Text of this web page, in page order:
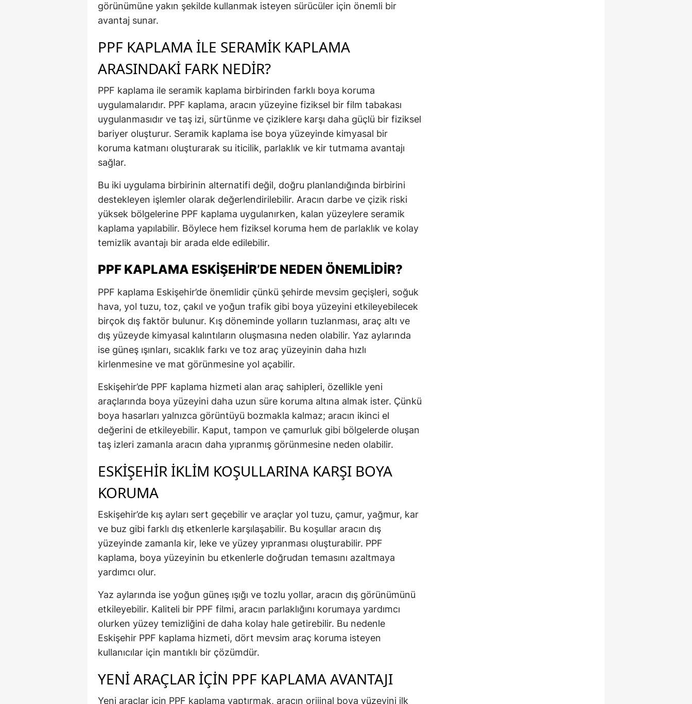
görünümüne yakın şekilde kullanmak isteyen sürücüler için önemli bir
avantaj sunar.
PPF KAPLAMA ILE SERAMIK KAPLAMA
ARASINDAKI FARK NEDIR?
PPF kaplama ile seramik kaplama birbirinden farklı boya koruma
uygulamalarıdır. PPF kaplama, aracın yüzeyine fiziksel bir film tabakası
uygulanmasıdır ve taş izi, sürtünme ve çiziklere karşı daha güçlü bir fiziksel
bariyer oluşturur. Seramik kaplama ise boya yüzeyinde kimyasal bir
koruma katmanı oluşturarak su iticilik, parlaklık ve kir tutmama avantajı
sağlar.
Bu iki uygulama birbirinin alternatifi değil, doğru planlandığında birbirini
destekleyen işlemler olarak değerlendirilebilir. Aracın darbe ve çizik riski
yüksek bölgelerine PPF kaplama uygulanırken, kalan yüzeylere seramik
kaplama yapılabilir. Böylece hem fiziksel koruma hem de parlaklık ve kolay
temizlik avantajı bir arada elde edilebilir.
PPF KAPLAMA ESKIŞEHIR’DE NEDEN ÖNEMLIDIR?
PPF kaplama Eskişehir’de önemlidir çünkü şehirde mevsim geçişleri, soğuk
hava, yol tuzu, toz, çakıl ve yoğun trafik gibi boya yüzeyini etkileyebilecek
birçok dış faktör bulunur. Kış döneminde yolların tuzlanması, araç altı ve
dış yüzeyde kimyasal kalıntıların oluşmasına neden olabilir. Yaz aylarında
ise güneş ışınları, sıcaklık farkı ve toz araç yüzeyinin daha hızlı
kirlenmesine ve mat görünmesine yol açabilir.
Eskişehir’de PPF kaplama hizmeti alan araç sahipleri, özellikle yeni
araçlarında boya yüzeyini daha uzun süre koruma altına almak ister. Çünkü
boya hasarları yalnızca görüntüyü bozmakla kalmaz; aracın ikinci el
değerini de etkileyebilir. Kaput, tampon ve çamurluk gibi bölgelerde oluşan
taş izleri zamanla aracın daha yıpranmış görünmesine neden olabilir.
ESKIŞEHIR İKLIM KOŞULLARINA KARŞI BOYA
KORUMA
Eskişehir’de kış ayları sert geçebilir ve araçlar yol tuzu, çamur, yağmur, kar
ve buz gibi farklı dış etkenlerle karşılaşabilir. Bu koşullar aracın dış
yüzeyinde zamanla kir, leke ve yüzey yıpranması oluşturabilir. PPF
kaplama, boya yüzeyinin bu etkenlerle doğrudan temasını azaltmaya
yardımcı olur.
Yaz aylarında ise yoğun güneş ışığı ve tozlu yollar, aracın dış görünümünü
etkileyebilir. Kaliteli bir PPF filmi, aracın parlaklığını korumaya yardımcı
olurken yüzey temizliğini de daha kolay hale getirebilir. Bu nedenle
Eskişehir PPF kaplama hizmeti, dört mevsim araç koruma isteyen
kullanıcılar için mantıklı bir çözümdür.
YENI ARAÇLAR İÇIN PPF KAPLAMA AVANTAJI
Yeni araçlar için PPF kaplama yaptırmak, aracın orijinal boya yüzeyini ilk